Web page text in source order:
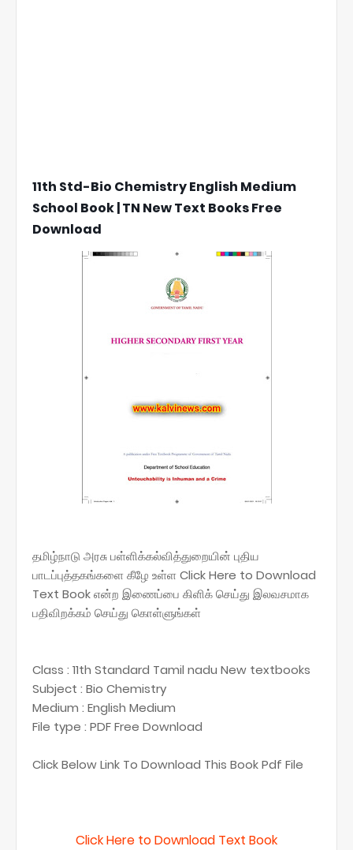
11th Std-Bio Chemistry English Medium
School Book | TN New Text Books Free
Download
தமிழ்நாடு அரசு பள்ளிக்கல்வித்துறையின் புதிய
பாடப்புத்தகங்களை கீழே உள்ள Click Here to Download
Text Book என்ற இணைப்பை கிளிக் செய்து இலவசமாக
பதிவிறக்கம் செய்து கொள்ளுங்கள்
Class : 11th Standard Tamil nadu New textbooks
Subject : Bio Chemistry
Medium : English Medium
File type : PDF Free Download
Click Below Link To Download This Book Pdf File
Click Here to Download Text Book